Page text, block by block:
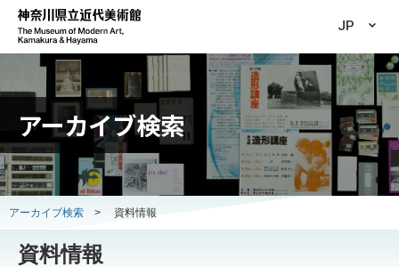
JP
アーカイブ検索
アーカイブ検索 > 資料情報
資料情報